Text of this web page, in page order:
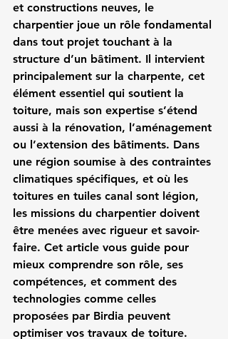
et constructions neuves, le
charpentier joue un rôle fondamental
dans tout projet touchant à la
structure d’un bâtiment. Il intervient
principalement sur la charpente, cet
élément essentiel qui soutient la
toiture, mais son expertise s’étend
aussi à la rénovation, l’aménagement
ou l’extension des bâtiments. Dans
une région soumise à des contraintes
climatiques spécifiques, et où les
toitures en tuiles canal sont légion,
les missions du charpentier doivent
être menées avec rigueur et savoir-
faire. Cet article vous guide pour
mieux comprendre son rôle, ses
compétences, et comment des
technologies comme celles
proposées par Birdia peuvent
optimiser vos travaux de toiture.